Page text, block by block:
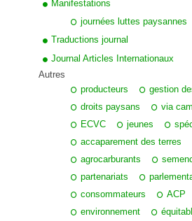
Manifestations
journées luttes paysannes
Traductions journal
Journal Articles Internationaux
Autres
producteurs gestion
droits paysans
via
ECVC
jeunes
accaparement des terres
agrocarburants
partenariats
consommateurs
ACP
environnement